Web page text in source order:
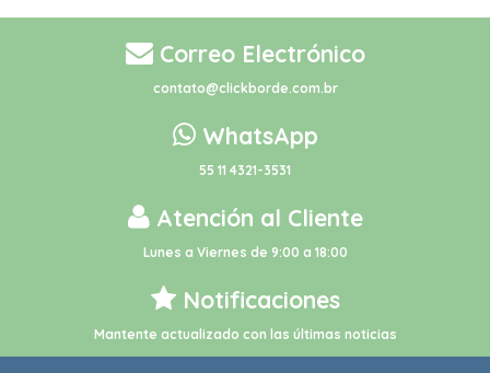
Correo Electrónico
contato@clickborde.com.br
WhatsApp
55 11 4321-3531
Atención al Cliente
Lunes a Viernes de 9:00 a 18:00
Notificaciones
Mantente actualizado con las últimas noticias